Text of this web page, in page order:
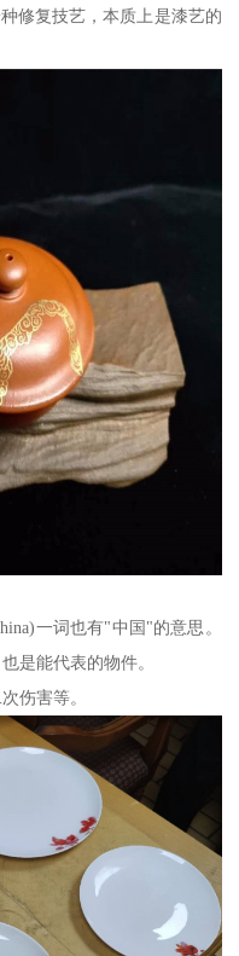
修复技艺，本质上是漆艺的
一词也有"中国"的意思。
是能代表的物件。
伤害等。